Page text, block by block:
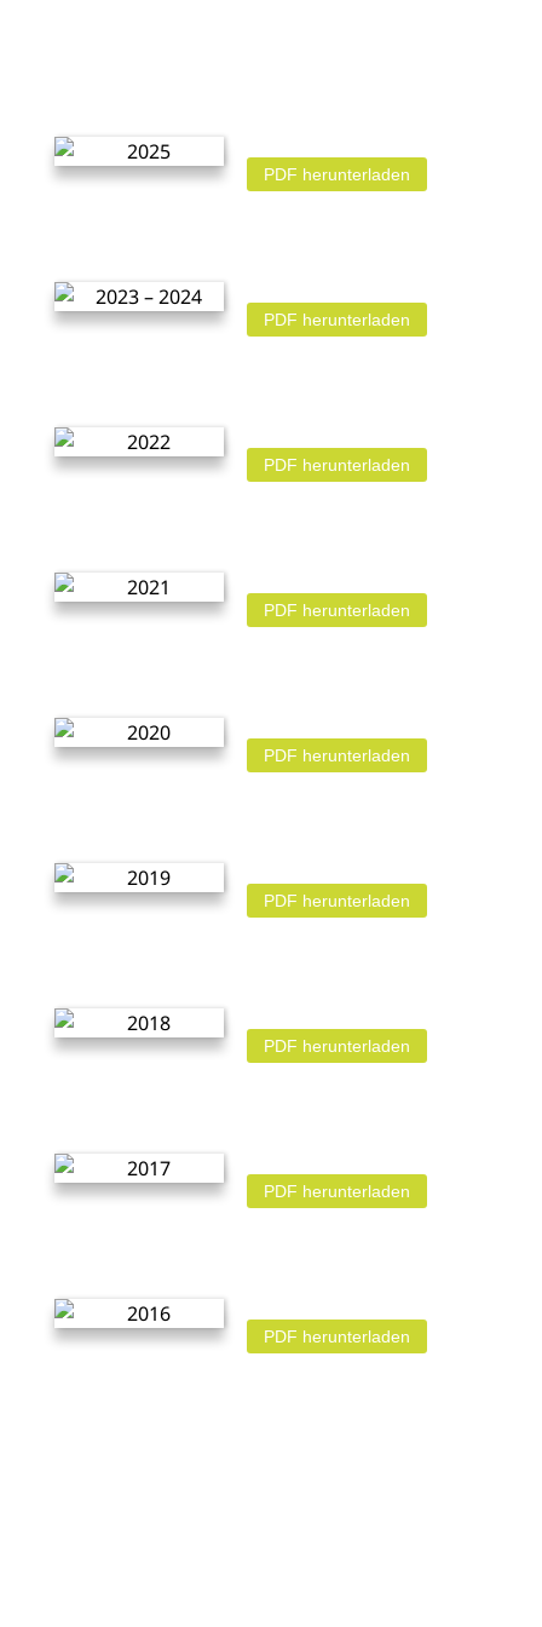
PDF herunterladen
PDF herunterladen
PDF herunterladen
PDF herunterladen
PDF herunterladen
PDF herunterladen
PDF herunterladen
PDF herunterladen
PDF herunterladen